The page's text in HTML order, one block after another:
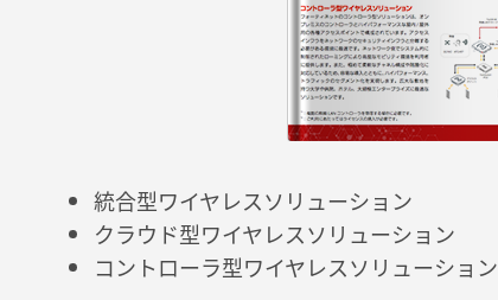
統合型ワイヤレスソリューション
クラウド型ワイヤレスソリューション
コントローラ型ワイヤレスソリューション